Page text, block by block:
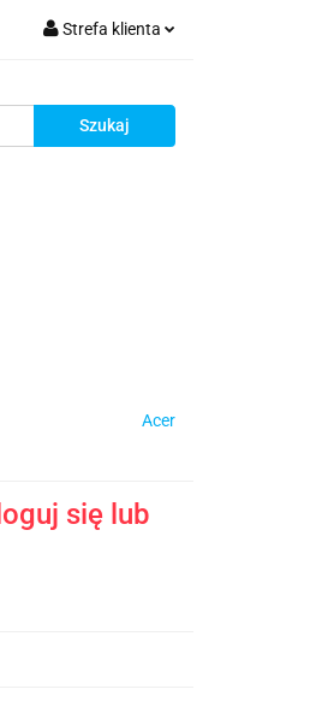
Strefa klienta
Zarejestruj się
Acer
się lub